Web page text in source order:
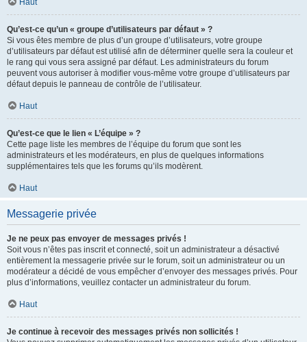
Haut
Qu’est-ce qu’un « groupe d’utilisateurs par défaut » ?
Si vous êtes membre de plus d’un groupe d’utilisateurs, votre groupe
d’utilisateurs par défaut est utilisé afin de déterminer quelle sera la couleur et
le rang qui vous sera assigné par défaut. Les administrateurs du forum
peuvent vous autoriser à modifier vous-même votre groupe d’utilisateurs par
défaut depuis le panneau de contrôle de l’utilisateur.
Haut
Qu’est-ce que le lien « L’équipe » ?
Cette page liste les membres de l’équipe du forum que sont les
administrateurs et les modérateurs, en plus de quelques informations
supplémentaires tels que les forums qu’ils modèrent.
Haut
Messagerie privée
Je ne peux pas envoyer de messages privés !
Soit vous n’êtes pas inscrit et connecté, soit un administrateur a désactivé
entièrement la messagerie privée sur le forum, soit un administrateur ou un
modérateur a décidé de vous empêcher d’envoyer des messages privés. Pour
plus d’informations, veuillez contacter un administrateur du forum.
Haut
Je continue à recevoir des messages privés non sollicités !